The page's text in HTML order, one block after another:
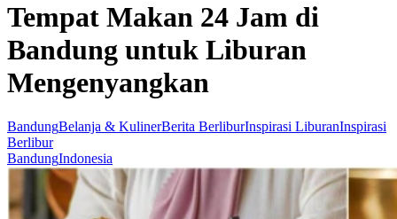
Tempat Makan 24 Jam di
Bandung untuk Liburan
Mengenyangkan
BandungBelanja & KulinerBerita BerliburInspirasi LiburanInspirasi
Berlibur
BandungIndonesia